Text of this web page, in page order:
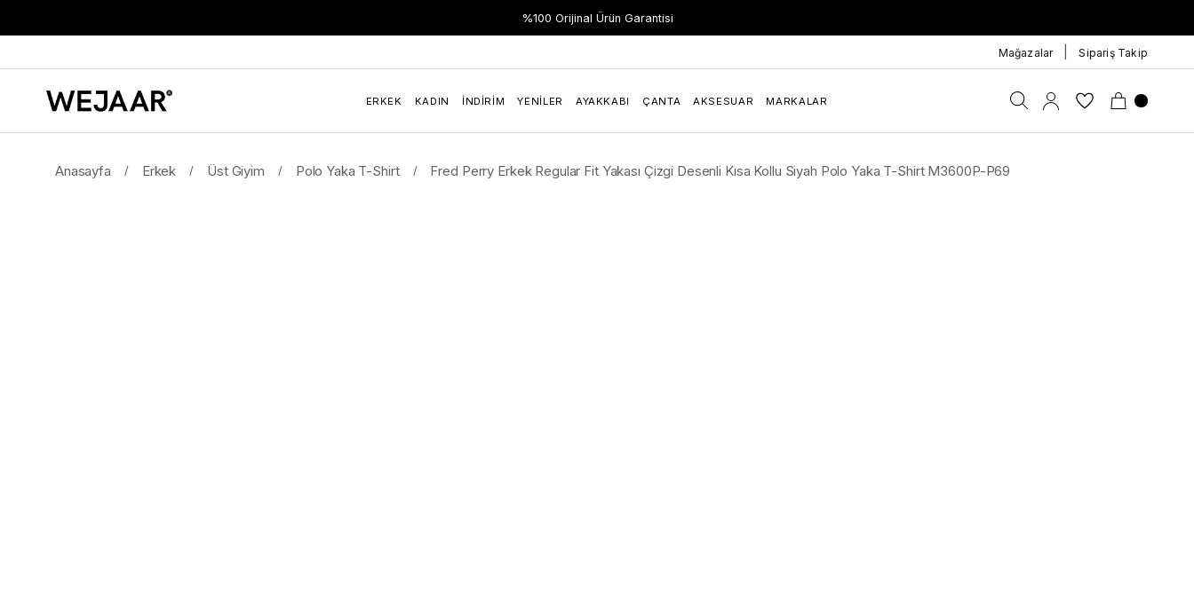
%100 Orijinal Ürün Garantisi
Hızlı Teslimat
Mağazalar Sipariş Takip
ERKEK KADIN İNDIRIM YENILER AYAKKABI ÇANTA AKSESUAR MARKALAR
Anasayfa Erkek Üst Giyim Polo Yaka T-Shirt Fred Perry Erkek Regular Fit Yakası Çizgi Desenli Kısa Kollu Siyah Polo Yaka T-Shirt M3600P-P69